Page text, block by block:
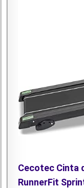
Cecotec Cinta
RunnerFit